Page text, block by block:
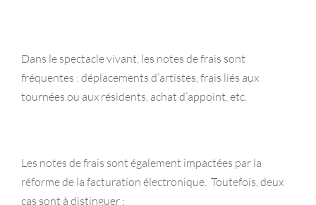
Dans le spectacle vivant, les notes de frais sont
fréquentes : déplacements d’artistes, frais liés aux
tournées ou aux résidents, achat d’appoint, etc.
Les notes de frais sont également impactées par la
réforme de la facturation électronique. Toutefois, deux
cas sont à distinguer :